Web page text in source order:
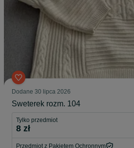
Dodane 30 lipca 2026
Sweterek rozm. 104
Tylko przedmiot
8 zł
Przedmiot z Pakietem Ochronnym